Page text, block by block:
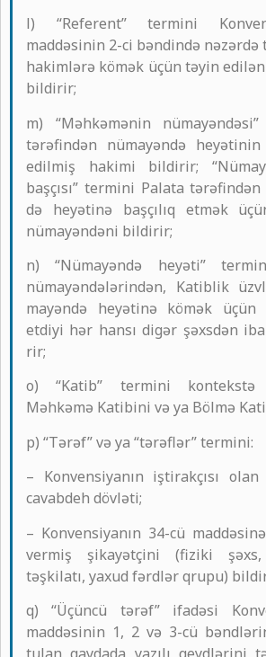
l) “Referent” termini
maddəsinin 2-ci bəndində nəzərdə
hakimlərə kömək üçün təyin
bildirir;
m) “Məhkəmənin
tərəfindən nümayəndə
edilmiş hakimi bildirir;
başçısı” termini Palata
də heyətinə başçılıq etmək
nümayəndəni bildirir;
n) “Nümayəndə heyəti”
nümayəndələrindən, Katiblik
mayəndə heyətinə kömək üçün
etdiyi hər hansı digər şəxsdən
rir;
o) “Katib” termini
Məhkəmə Katibini və ya Bölmə
p) “Tərəf” və ya “tərəflər” termini:
– Konvensiyanın iştirakçısı
cavabdeh dövləti;
– Konvensiyanın 34-cü
vermiş şikayətçini (fiziki şəxs,
təşkilatı, yaxud fərdlər qrupu)
q) “Üçüncü tərəf” ifadəsi
maddəsinin 1, 2 və 3-cü